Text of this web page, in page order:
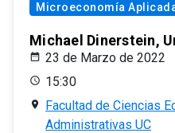
Microeconomía
Michael Dinerstein,
23 de Marzo de 2022
15:30
Facultad de Ciencias
Administrativas UC